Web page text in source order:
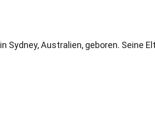
Sydney, Australien, geboren. Seine